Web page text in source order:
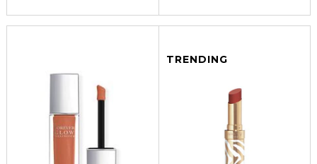
TRENDING